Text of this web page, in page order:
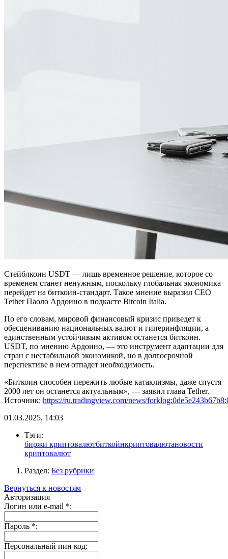
Стейблкоин USDT — лишь временное решение, которое со
временем станет ненужным, поскольку глобальная экономика
перейдет на биткоин-стандарт. Такое мнение выразил CEO
Tether Паоло Ардоино в подкасте Bitcoin Italia.
По его словам, мировой финансовый кризис приведет к
обесцениванию национальных валют и гиперинфляции, а
единственным устойчивым активом останется биткоин.
USDT, по мнению Ардоино, — это инструмент адаптации для
стран с нестабильной экономикой, но в долгосрочной
перспективе в нем отпадет необходимость.
«Биткоин способен пережить любые катаклизмы, даже спустя
2000 лет он останется актуальным», — заявил глава Tether.
Источник: https://ru.tradingview.com/news/
01.03.2025, 14:03
Тэги:
биржи криптовалютбиткойнкриптовалютановости
криптовалют
Раздел: Без рубрики
Вернуться к новостям
Авторизация
Логин или e-mail *:
Пароль *:
Персональный пин код: